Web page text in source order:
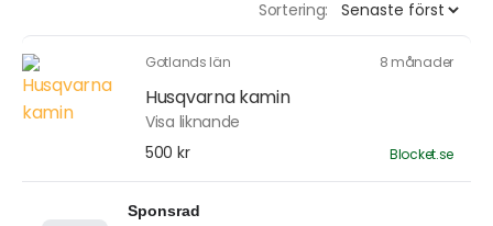
Sortering:
Gotlands län 8 månader
Husqvarna kamin
Visa liknande
500 kr
Blocket.se